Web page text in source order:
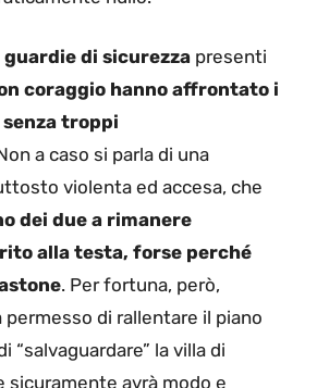
guardie di sicurezza presenti
coraggio hanno affrontato i
troppi
a caso si parla di una
violenta ed accesa, che
dei due a rimanere
alla testa, forse perché
. Per fortuna, però,
di rallentare il piano
“salvaguardare” la villa di
sicuramente avrà modo e